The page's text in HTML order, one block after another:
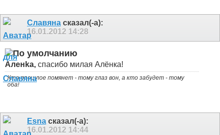
Славяна сказал(-а):
16.01.2012 14:28
Аленka, спасибо милая Алёнка!
Кто прошлое помянет - тому глаз вон, а кто забудет - тому
оба!
Esna сказал(-а):
16.01.2012 14:44